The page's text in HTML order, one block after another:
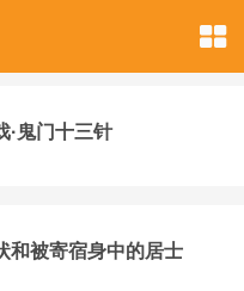
·鬼门十三针
和被寄宿身中的居士